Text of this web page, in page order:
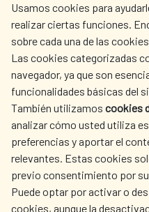
Usamos cookies para
realizar ciertas funciones.
sobre cada una de las
Las cookies categorizadas
navegador, ya que son
funcionalidades básicas del
También utilizamos cookies
analizar cómo usted utiliza
preferencias y aportar el
relevantes. Estas cookies
previo consentimiento por
Puede optar por activar o
cookies, aunque la
AECID
L'ACTION HUMANITAIRE
ESPAGNOLE
CULTURE ET SCIENCE
NOS RÉSEAUX SOCIAUX